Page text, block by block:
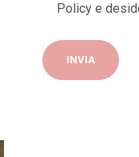
Policy e